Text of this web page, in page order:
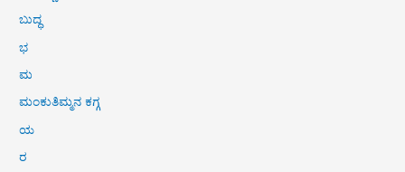
ಬುದ್ಧ
ಭ
ಮ
ಮಂಕುತಿಮ್ಮನ ಕಗ್ಗ
ಯ
ರ